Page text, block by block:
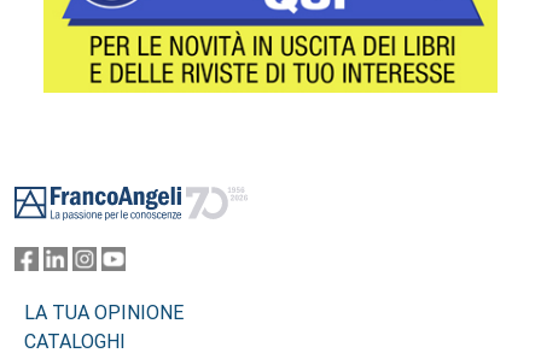
LA TUA OPINIONE
CATALOGHI